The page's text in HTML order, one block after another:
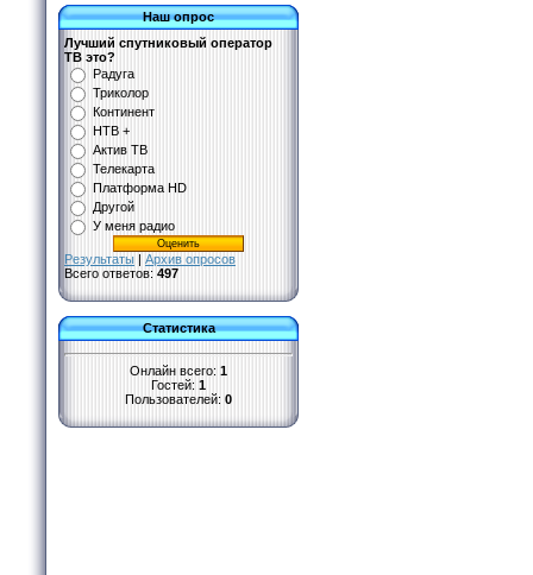
Наш опрос
Лучший спутниковый оператор
ТВ это?
Радуга
Триколор
Континент
НТВ +
Актив ТВ
Телекарта
Платформа HD
Другой
У меня радио
Результаты | Архив опросов
Всего ответов: 497
Статистика
Онлайн всего: 1
Гостей: 1
Пользователей: 0